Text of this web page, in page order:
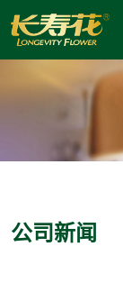
公司新闻